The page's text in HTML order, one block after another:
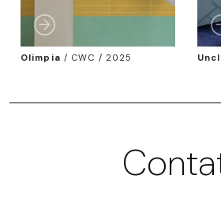
Olimpia / CWC / 2025